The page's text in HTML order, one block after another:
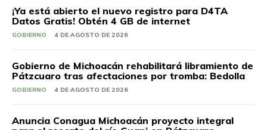
¡Ya está abierto el nuevo registro para D4TA
Datos Gratis! Obtén 4 GB de internet
GOBIERNO 4 DE AGOSTO DE 2026
Gobierno de Michoacán rehabilitará libramiento de
Pátzcuaro tras afectaciones por tromba: Bedolla
GOBIERNO 4 DE AGOSTO DE 2026
Anuncia Conagua Michoacán proyecto integral